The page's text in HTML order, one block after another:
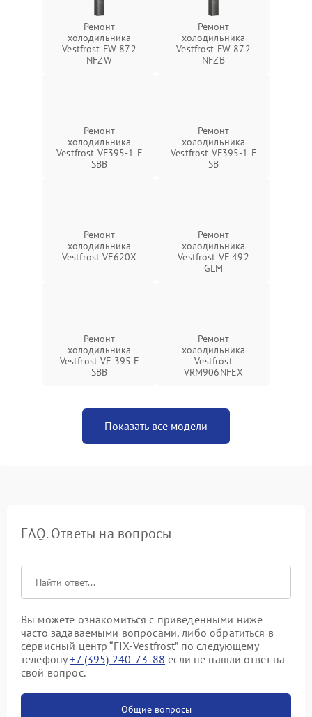
Ремонт
холодильника
Vestfrost FW 872
NFZW
Ремонт
холодильника
Vestfrost FW 872
NFZВ
Ремонт
холодильника
Vestfrost VF395-1 F
SBB
Ремонт
холодильника
Vestfrost VF395-1 F
SB
Ремонт
холодильника
Vestfrost VF620X
Ремонт
холодильника
Vestfrost VF 492
GLM
Ремонт
холодильника
Vestfrost VF 395 F
SBB
Ремонт
холодильника
Vestfrost
VRM906NFEX
Показать все модели
FAQ. Ответы на вопросы
Вы можете ознакомиться с приведенными ниже
часто задаваемыми вопросами, либо обратиться в
сервисный центр “FIX-Vestfrost” по следующему
телефону+7 (395) 240-73-88 если не нашли ответ на
свой вопрос.
Общие вопросы